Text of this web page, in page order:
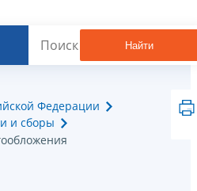
Найти
Федерации
и сборы